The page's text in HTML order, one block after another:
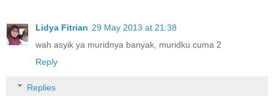
Lidya Fitrian 29 May 2013 at 21:38
wah asyik ya muridnya banyak, muridku cuma 2
Reply
Replies